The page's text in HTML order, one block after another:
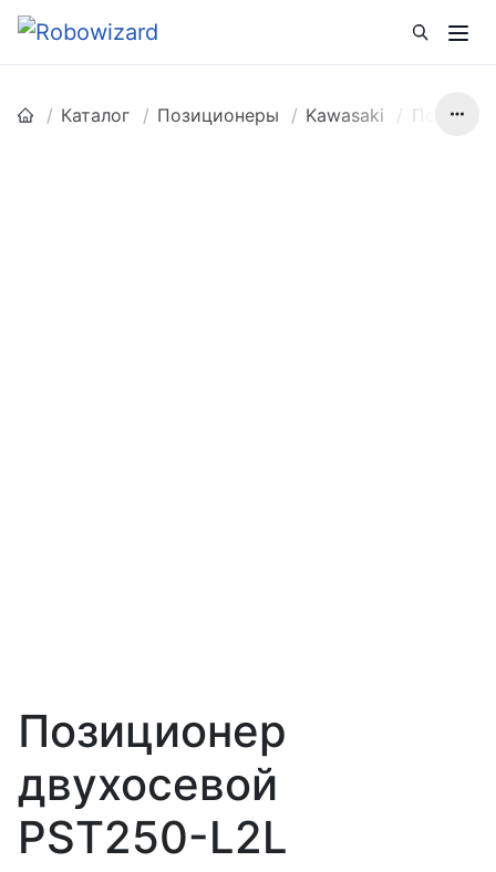
Каталог Позиционеры Kawasaki
Позиционер
двухосевой
PST250-L2L